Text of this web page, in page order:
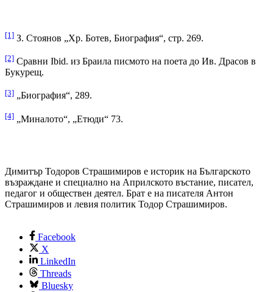
[1] З. Стоянов „Хр. Ботев, Биография“, стр. 269.
[2] Сравни Ibid. из Браила писмото на поета до Ив. Драсов в
Букурещ.
[3] „Биография“, 289.
[4] „Миналото“, „Етюди“ 73.
Димитър Тодоров Страшимиров е историк на Българското
възраждане и специално на Априлското въстание, писател,
педагог и обществен деятел. Брат е на писателя Антон
Страшимиров и левия политик Тодор Страшимиров.
Facebook
X
LinkedIn
Threads
Bluesky